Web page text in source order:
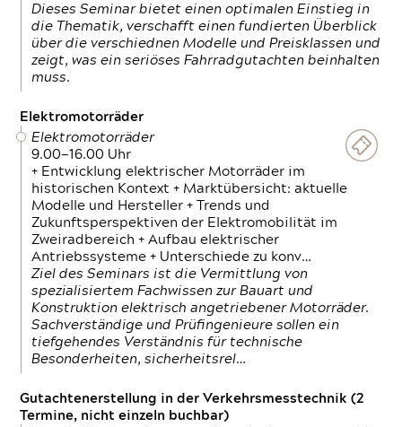
Dieses Seminar bietet einen optimalen Einstieg in
die Thematik, verschafft einen fundierten Überblick
über die verschiednen Modelle und Preisklassen und
zeigt, was ein seriöses Fahrradgutachten beinhalten
muss.
Elektromotorräder
Elektromotorräder
9.00—16.00 Uhr
+ Entwicklung elektrischer Motorräder im
historischen Kontext + Marktübersicht: aktuelle
Modelle und Hersteller + Trends und
Zukunftsperspektiven der Elektromobilität im
Zweiradbereich + Aufbau elektrischer
Antriebssysteme + Unterschiede zu konv…
Ziel des Seminars ist die Vermittlung von
spezialisiertem Fachwissen zur Bauart und
Konstruktion elektrisch angetriebener Motorräder.
Sachverständige und Prüfingenieure sollen ein
tiefgehendes Verständnis für technische
Besonderheiten, sicherheitsrel…
Gutachtenerstellung in der Verkehrsmesstechnik (2
Termine, nicht einzeln buchbar)